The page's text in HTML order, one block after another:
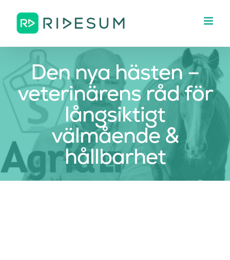
innehållet
Den nya hästen –
veterinärens råd för
långsiktigt
välmående &
hållbarhet